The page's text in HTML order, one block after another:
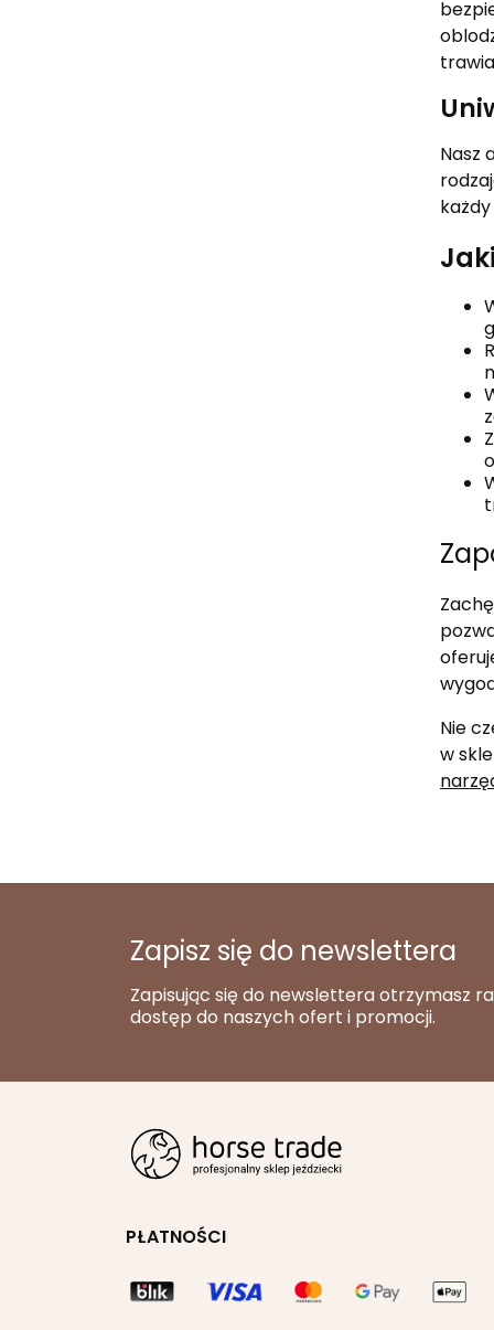
Nasz
Nie
w
Zapisz się do newslettera
Zapisując się do newslettera otrzymasz
dostęp do naszych ofert i promocji.
PŁATNOŚCI